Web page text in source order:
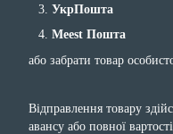
УкрПошта
Meest Пошта
або забрати товар
Відправлення товару
авансу або повної